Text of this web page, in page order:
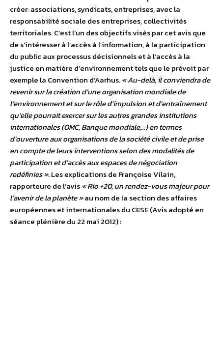
créer: associations, syndicats, entreprises, avec la
responsabilité sociale des entreprises, collectivités
territoriales. C’est l’un des objectifs visés par cet avis que
de s’intéresser à l’accès à l’information, à la participation
du public aux processus décisionnels et à l’accès à la
justice en matière d’environnement tels que le prévoit par
exemple la Convention d’Aarhus.« Au-delà, il conviendra de
revenir sur la création d’une organisation mondiale de
l’environnement et sur le rôle d’impulsion et d’entraînement
qu’elle pourrait exercer sur les autres grandes institutions
internationales (OMC, Banque mondiale,…) en termes
d’ouverture aux organisations de la société civile et de prise
en compte de leurs interventions selon des modalités de
participation et d’accès aux espaces de négociation
redéfinies ». Les explications de Françoise Vilain,
rapporteure de l’avis« Rio +20, un rendez-vous majeur pour
l’avenir de la planète »au nom de la section des affaires
européennes et internationales du CESE (Avis adopté en
séance plénière du 22 mai 2012) :